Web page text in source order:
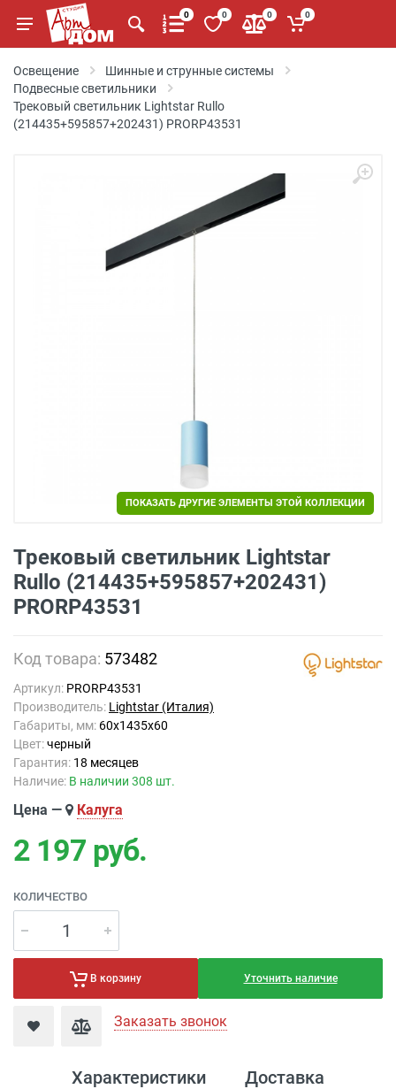
0 0 0 0
Освещение
Шинные и струнные системы
Подвесные светильники
Трековый светильник Lightstar Rullo
(214435+595857+202431) PRORP43531
ПОКАЗАТЬ ДРУГИЕ ЭЛЕМЕНТЫ ЭТОЙ КОЛЛЕКЦИИ
Трековый светильник Lightstar
Rullo (214435+595857+202431)
PRORP43531
Код товара: 573482
Артикул: PRORP43531
Производитель: Lightstar (Италия)
Габариты, мм: 60x1435x60
Цвет:черный
Гарантия: 18 месяцев
Наличие: В наличии 308 шт.
Цена — Калуга
2 197 руб.
КОЛИЧЕСТВО
В корзину Уточнить наличие
Заказать звонок
Характеристики Доставка